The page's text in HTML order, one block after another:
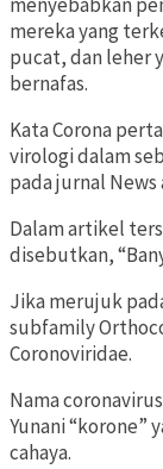
mereka yang
pucat, dan leher
bernafas.
Kata Corona
virologi dalam
pada jurnal News
Dalam artikel
disebutkan,
Jika merujuk
subfamily
Coronoviridae.
Nama
Yunani “korone”
cahaya.